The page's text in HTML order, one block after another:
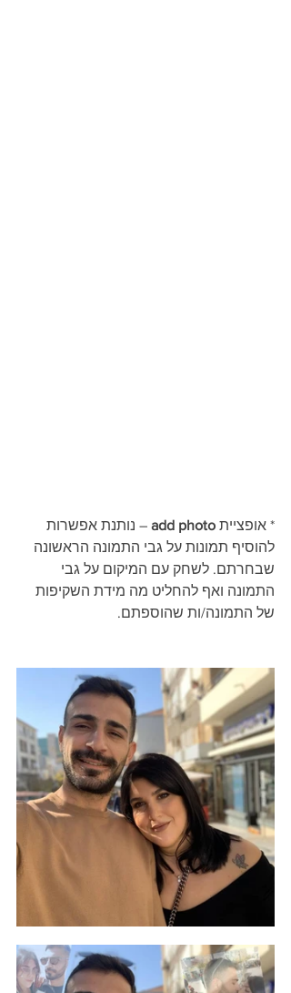
* אופציית add photo – נותנת אפשרות
להוסיף תמונות על גבי התמונה הראשונה
שבחרתם. לשחק עם המיקום על גבי
התמונה ואף להחליט מה מידת השקיפות
של התמונה/ות שהוספתם.